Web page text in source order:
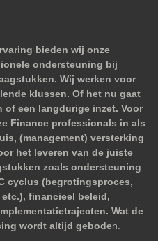
bieden wij onze
ondersteuning bij
Wij werken voor
klussen. Of het nu gaat
of een langdurige inzet. Voor
Finance professionals in als
(management) versterking
het leveren van de juiste
zoals ondersteuning
cyclus (begrotingsproces,
financieel beleid,
Wat de
wordt altijd geboden.